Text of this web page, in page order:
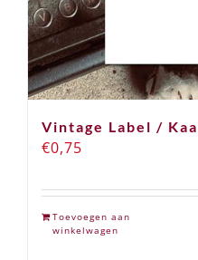
Vintage Label /
€0,75
Toevoegen aan
winkelwagen